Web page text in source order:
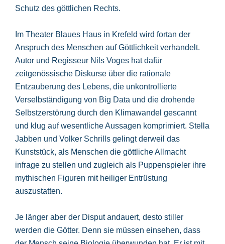
Schutz des göttlichen Rechts.
Im Theater Blaues Haus in Krefeld wird fortan der
Anspruch des Menschen auf Göttlichkeit verhandelt.
Autor und Regisseur Nils Voges hat dafür
zeitgenössische Diskurse über die rationale
Entzauberung des Lebens, die unkontrollierte
Verselbständigung von Big Data und die drohende
Selbstzerstörung durch den Klimawandel gescannt
und klug auf wesentliche Aussagen komprimiert. Stella
Jabben und Volker Schrills gelingt derweil das
Kunststück, als Menschen die göttliche Allmacht
infrage zu stellen und zugleich als Puppenspieler ihre
mythischen Figuren mit heiliger Entrüstung
auszustatten.
Je länger aber der Disput andauert, desto stiller
werden die Götter. Denn sie müssen einsehen, dass